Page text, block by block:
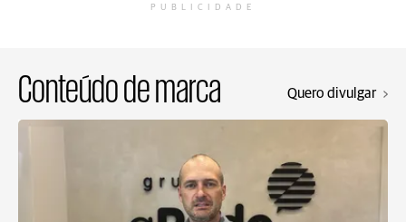
PUBLICIDADE
Conteúdo de marca Quero divulgar